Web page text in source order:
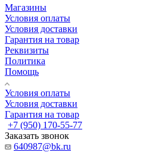
Магазины
Условия оплаты
Условия доставки
Гарантия на товар
Реквизиты
Политика
Помощь
Условия оплаты
Условия доставки
Гарантия на товар
+7 (950) 170-55-77
Заказать звонок
640987@bk.ru